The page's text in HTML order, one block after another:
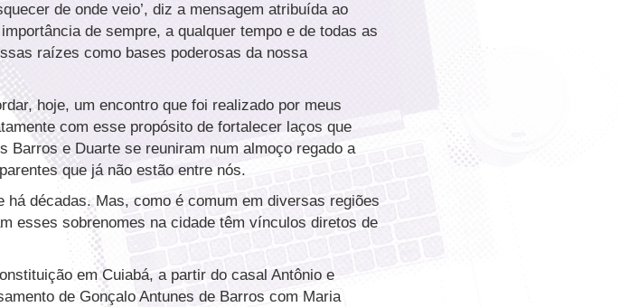
de onde veio’, diz a mensagem atribuída ao
de sempre, a qualquer tempo e de todas as
raízes como bases poderosas da nossa
hoje, um encontro que foi realizado por meus
com esse propósito de fortalecer laços que
e Duarte se reuniram num almoço regado a
que já não estão entre nós.
décadas. Mas, como é comum em diversas regiões
esses sobrenomes na cidade têm vínculos diretos de
em Cuiabá, a partir do casal Antônio e
de Gonçalo Antunes de Barros com Maria